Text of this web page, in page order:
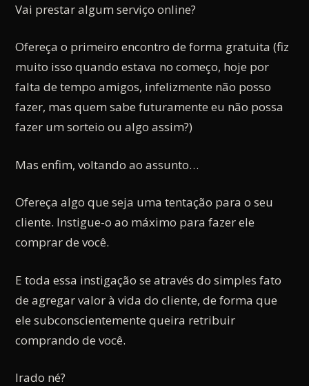
Vai prestar algum serviço online?
Ofereça o primeiro encontro de forma gratuita (fiz
muito isso quando estava no começo, hoje por
falta de tempo amigos, infelizmente não posso
fazer, mas quem sabe futuramente eu não possa
fazer um sorteio ou algo assim?)
Mas enfim, voltando ao assunto…
Ofereça algo que seja uma tentação para o seu
cliente. Instigue-o ao máximo para fazer ele
comprar de você.
E toda essa instigação se através do simples fato
de agregar valor à vida do cliente, de forma que
ele subconscientemente queira retribuir
comprando de você.
Irado né?